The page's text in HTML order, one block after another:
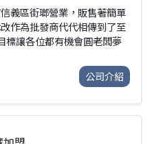
義區街瑯營業，販售著簡單
作為批發商代代相傳到了至
標讓各位都有機會圓老闆夢
公司介紹